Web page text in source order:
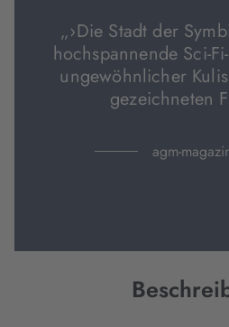
„›Die Stadt der
hochspannende Sci-
ungewöhnlicher
gezeichneten
agm-